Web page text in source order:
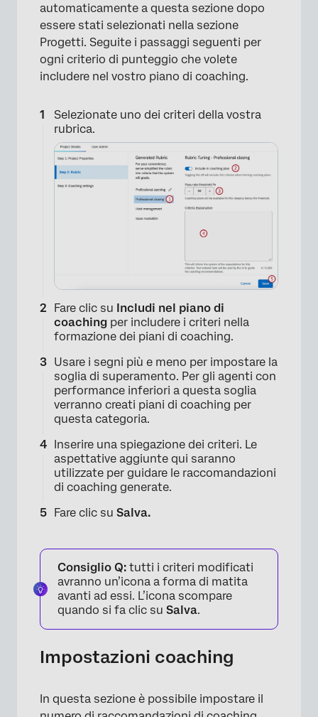
automaticamente a questa sezione dopo
essere stati selezionati nella sezione
Progetti. Seguite i passaggi seguenti per
ogni criterio di punteggio che volete
includere nel vostro piano di coaching.
Selezionate uno dei criteri della vostra
rubrica.
×
Fare clic su Includi nel piano di
coaching per includere i criteri nella
formazione dei piani di coaching.
Usare i segni più e meno per impostare la
soglia di superamento. Per gli agenti con
performance inferiori a questa soglia
verranno creati piani di coaching per
questa categoria.
Inserire una spiegazione dei criteri. Le
aspettative aggiunte qui saranno
utilizzate per guidare le raccomandazioni
di coaching generate.
Fare clic su Salva.
Consiglio Q: tutti i criteri modificati
avranno un’icona a forma di matita
avanti ad essi. L’icona scompare
quando si fa clic su Salva.
Impostazioni coaching
In questa sezione è possibile impostare il